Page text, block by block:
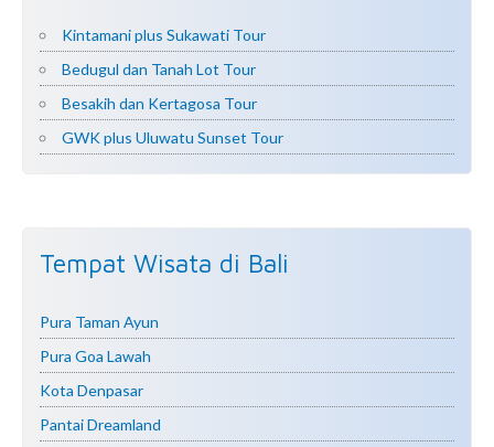
Kintamani plus Sukawati Tour
Bedugul dan Tanah Lot Tour
Besakih dan Kertagosa Tour
GWK plus Uluwatu Sunset Tour
Tempat Wisata di Bali
Pura Taman Ayun
Pura Goa Lawah
Kota Denpasar
Pantai Dreamland